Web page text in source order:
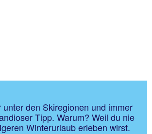
unter den Skiregionen und immer
Tipp. Warum? Weil du nie
Winterurlaub erleben wirst.